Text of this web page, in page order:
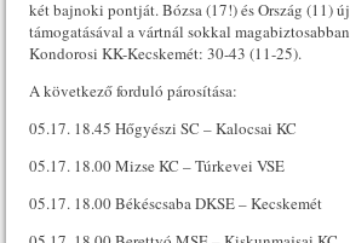
két bajnoki pontját. Bózsa (17!) és Ország (11)
támogatásával a vártnál sokkal
Kondorosi KK-Kecskemét: 30-43 (11-25).
A következő forduló párosítása:
05.17. 18.45 Hőgyészi SC – Kalocsai KC
05.17. 18.00 Mizse KC – Túrkevei VSE
05.17. 18.00 Békéscsaba DKSE – Kecskemét